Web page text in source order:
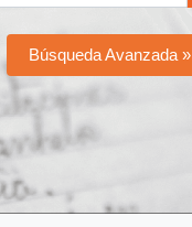
Búsqueda Avanzada »